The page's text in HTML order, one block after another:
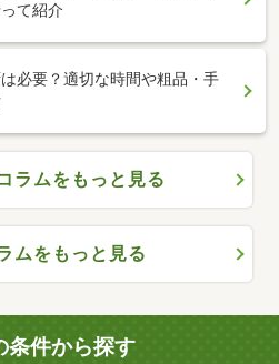
て紹介
必要？適切な時間や粗品・手
ラムをもっと見る
ムをもっと見る
条件から探す